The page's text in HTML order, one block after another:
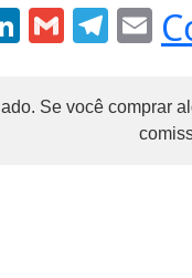
Li
k
G
ai
T
e
E
m
ai
l
Se você comprar